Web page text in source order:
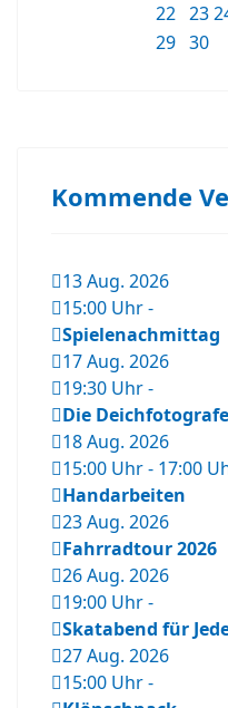
22 23
29 30
Kommende
13 Aug. 2026
15:00 Uhr-
Spielenachmittag
17 Aug. 2026
19:30 Uhr-
Die
18 Aug. 2026
15:00 Uhr- 17:00
Handarbeiten
23 Aug. 2026
Fahrradtour 2026
26 Aug. 2026
19:00 Uhr-
Skatabend für
27 Aug. 2026
15:00 Uhr-